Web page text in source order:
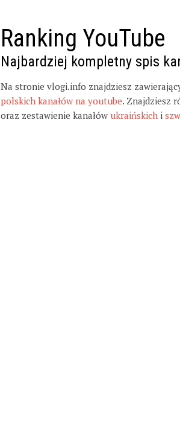
Ranking YouTube
Najbardziej kompletny spis
Na stronie vlogi.info znajdziesz
polskich kanałów na youtube. Znajdziesz
oraz zestawienie kanałów ukraińskich i